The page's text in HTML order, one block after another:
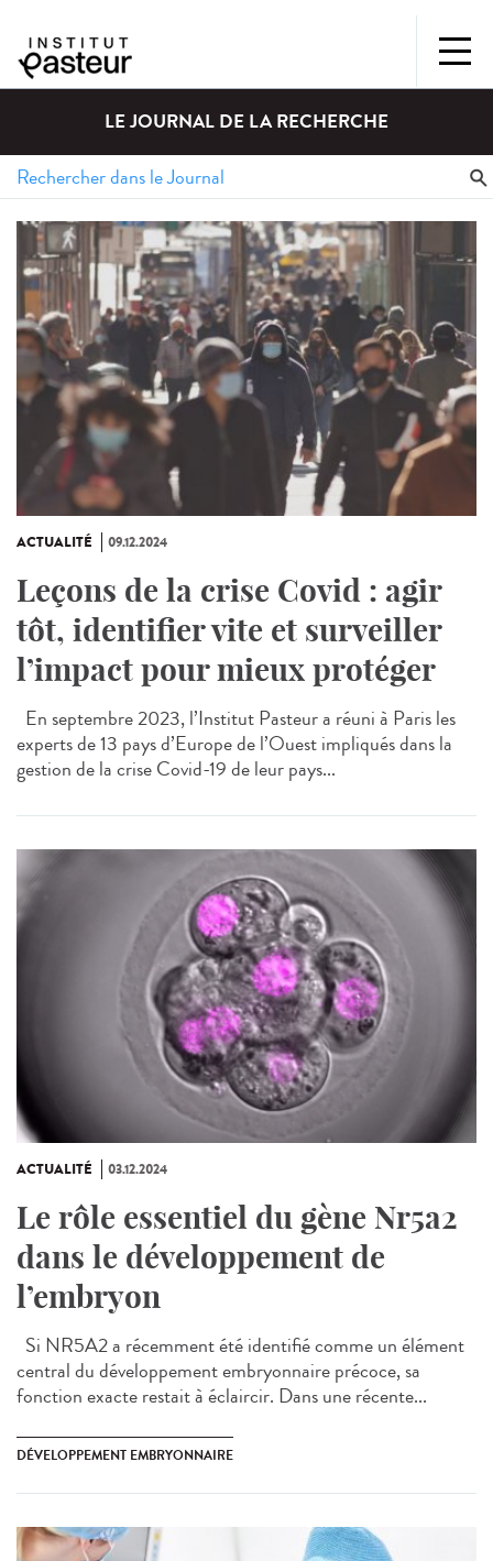
LE JOURNAL DE LA RECHERCHE
ACTUALITÉ 09.12.2024
Leçons de la crise Covid : agir
tôt, identifier vite et surveiller
l’impact pour mieux protéger
En septembre 2023, l’Institut Pasteur a réuni à Paris les
experts de 13 pays d’Europe de l’Ouest impliqués dans la
gestion de la crise Covid-19 de leur pays...
ACTUALITÉ 03.12.2024
Le rôle essentiel du gène Nr5a2
dans le développement de
l’embryon
Si NR5A2 a récemment été identifié comme un élément
central du développement embryonnaire précoce, sa
fonction exacte restait à éclaircir. Dans une récente...
DÉVELOPPEMENT EMBRYONNAIRE